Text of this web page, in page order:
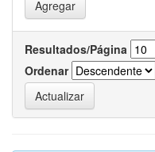
Resultados/Página
Ordenar